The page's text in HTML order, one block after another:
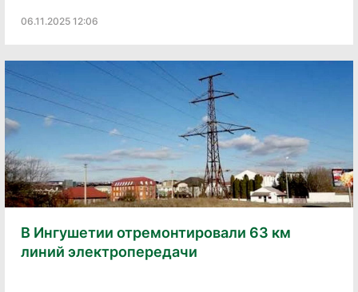
06.11.2025 12:06
В Ингушетии отремонтировали 63 км
линий электропередачи